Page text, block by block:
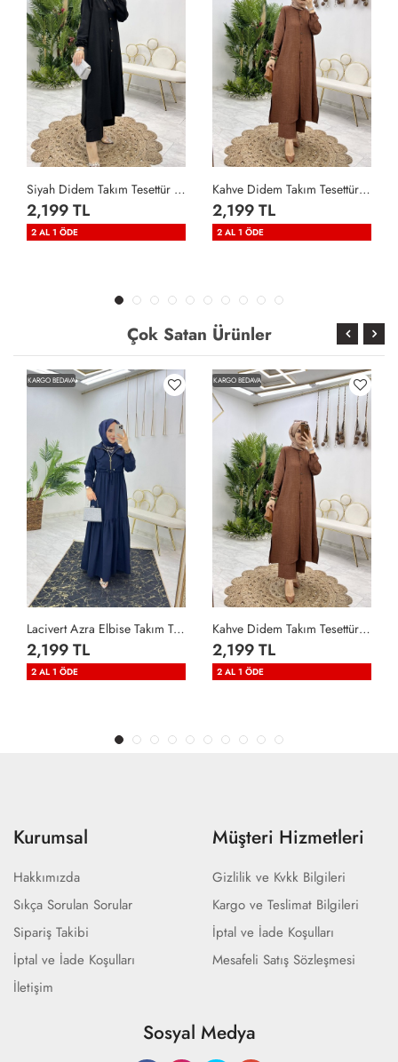
Siyah Didem Takım Tesettür Giyim Siyah
2,199 TL
2 AL 1 ÖDE
Kahve Didem Takım Tesettür Giyim Kahverengi
2,199 TL
2 AL 1 ÖDE
Çok Satan Ürünler
KARGO BEDAVA
Lacivert Azra Elbise Takım Tesettür Giyim Lacivert
2,199 TL
2 AL 1 ÖDE
KARGO BEDAVA
Kahve Didem Takım Tesettür Giyim Kahverengi
2,199 TL
2 AL 1 ÖDE
Kurumsal
Hakkımızda
Sıkça Sorulan Sorular
Sipariş Takibi
İptal ve İade Koşulları
İletişim
Müşteri Hizmetleri
Gizlilik ve Kvkk Bilgileri
Kargo ve Teslimat Bilgileri
İptal ve İade Koşulları
Mesafeli Satış Sözleşmesi
Sosyal Medya